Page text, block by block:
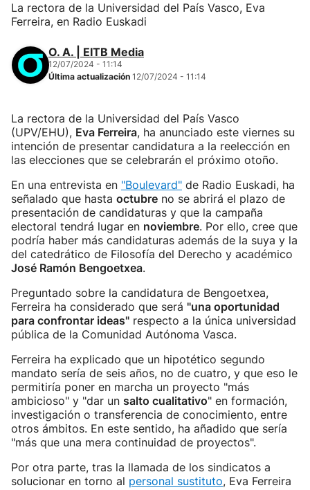
La rectora de la Universidad del País Vasco, Eva
Ferreira, en Radio Euskadi
O. A. | EITB Media
12/07/2024 - 11:14
Última actualización 12/07/2024 - 11:14
La rectora de la Universidad del País Vasco
(UPV/EHU), Eva Ferreira, ha anunciado este viernes su
intención de presentar candidatura a la reelección en
las elecciones que se celebrarán el próximo otoño.
En una entrevista en "Boulevard" de Radio Euskadi, ha
señalado que hasta octubre no se abrirá el plazo de
presentación de candidaturas y que la campaña
electoral tendrá lugar en noviembre. Por ello, cree que
podría haber más candidaturas además de la suya y la
del catedrático de Filosofía del Derecho y académico
José Ramón Bengoetxea.
Preguntado sobre la candidatura de Bengoetxea,
Ferreira ha considerado que será "una oportunidad
para confrontar ideas" respecto a la única universidad
pública de la Comunidad Autónoma Vasca.
Ferreira ha explicado que un hipotético segundo
mandato sería de seis años, no de cuatro, y que eso le
permitiría poner en marcha un proyecto "más
ambicioso" y "dar un salto cualitativo" en formación,
investigación o transferencia de conocimiento, entre
otros ámbitos. En este sentido, ha añadido que sería
"más que una mera continuidad de proyectos".
Por otra parte, tras la llamada de los sindicatos a
solucionar en torno al personal sustituto, Eva Ferreira